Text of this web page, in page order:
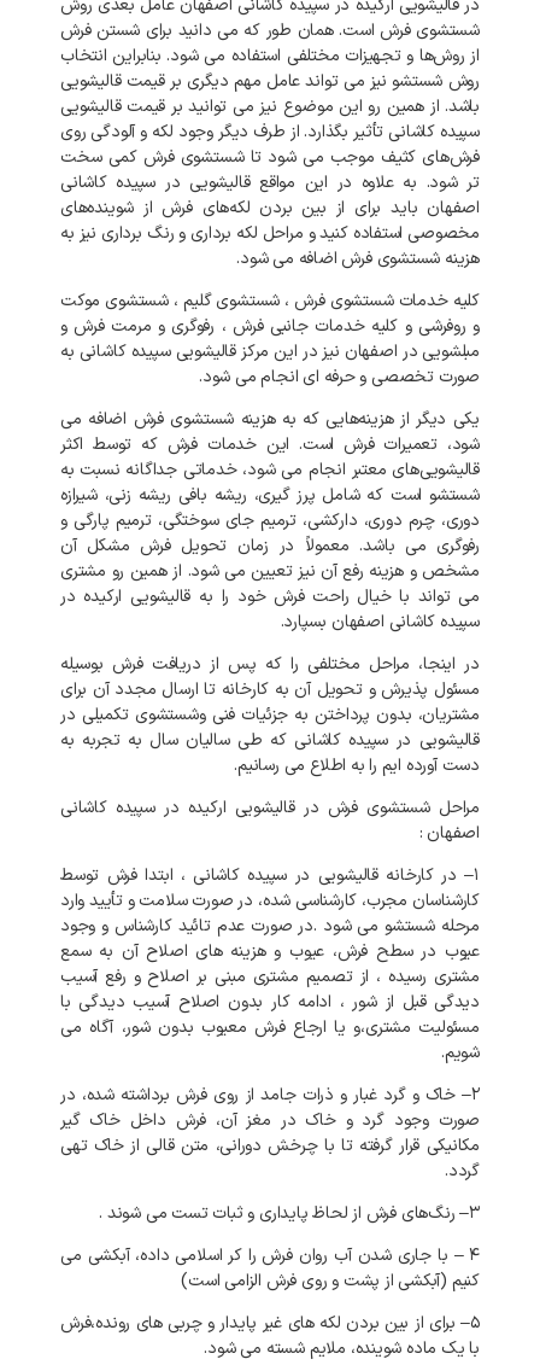
در قالیشویی ارکیده در سپیده کاشانی اصفهان عامل بعدی روش
شستشوی فرش است.همان طور که می دانید برای شستن فرش
از روش‌ها و تجهیزات مختلفی استفاده می شود. بنابراین انتخاب
روش شستشو نیز می تواند عامل مهم دیگری بر قیمت قالیشویی
باشد. از همین رو این موضوع نیز می توانید بر قیمت قالیشویی
سپیده کاشانی تأثیر بگذارد. از طرف دیگروجود لکه و آلودگی روی
فرش‌های کثیف موجب می شود تا شستشوی فرش کمی سخت
تر شود. به علاوه در این مواقع قالیشویی در سپیده کاشانی
اصفهان باید برای از بین بردن لکه‌های فرش از شوینده‌های
مخصوصی استفاده کنیدو مراحل لکه برداری و رنگ برداری نیز به
هزینه شستشوی فرش اضافه می شود.
کلیه خدمات شستشوی فرش ، شستشوی گلیم ، شستشوی موکت
و روفرشی و کلیه خدمات جانبی فرش ، رفوگری و مرمت فرش و
مبلشویی در اصفهان نیز در این مرکزقالیشویی سپیده کاشانی به
صورت تخصصی و حرفه ای انجام می شود.
یکی دیگر از هزینه‌هایی که به هزینه شستشوی فرش اضافه می
شود، تعمیرات فرش است. این خدمات فرش که توسط اکثر
قالیشویی‌های معتبر انجام می شود، خدماتی جداگانه نسبت به
شستشو است که شامل پرز گیری، ریشه بافی ریشه زنی، شیرازه
دوری، چرم دوری، دارکشی، ترمیم جای سوختگی، ترمیم پارگی و
رفوگری می باشد. معمولاً در زمان تحویل فرش مشکل آن
مشخص و هزینه رفع آن نیز تعیین می شود. از همین رو مشتری
می تواند با خیال راحت فرش خود را به قالیشویی ارکیده در
سپیده کاشانی اصفهان بسپارد.
در اینجا، مراحل مختلفی را که پس از دریافت فرش بوسیله
مسئول پذیرش و تحویل آن به کارخانه تا ارسال مجدد آن برای
مشتریان، بدون پرداختن به جزئیات فنی وشستشوی تکمیلی در
قالیشویی در سپیده کاشانی که طی سالیان سال به تجربه به
دست آورده ایم را به اطلاع می رسانیم.
مراحل شستشوی فرش در قالیشویی ارکیده در سپیده کاشانی
اصفهان :
۱– در کارخانه قالیشویی در سپیده کاشانی ، ابتدا فرش توسط
کارشناسان مجرب، کارشناسی شده، در صورت سلامت و تأییدوارد
مرحله شستشو می شود .در صورت عدم تائید کارشناس و وجود
عیوب در سطح فرش، عیوب و هزینه های اصلاح آن به سمع
مشتری رسیده ، از تصمیم مشتری مبنی بر اصلاح و رفع آسیب
دیدگی قبل از شور ، ادامه کار بدون اصلاح آسیب دیدگی با
مسئولیت مشتری،و یا ارجاع فرش معیوب بدون شور، آگاه می
شویم.
۲– خاک و گرد غبار و ذرات جامد از روی فرش برداشته شده، در
صورت وجود گرد و خاک در مغز آن، فرش داخل خاک گیر
مکانیکی قرار گرفته تا با چرخش دورانی، متن قالی از خاک تهی
گردد.
۳–رنگ‌های فرش از لحاظ پایداری و ثبات تست می شوند .
۴– با جاری شدن آب روان فرش را کر اسلامی داده، آبکشی می
کنیم (آبکشی از پشت و روی فرش الزامی است)
۵– برای از بین بردن لکه های غیر پایدار و چربی های رونده،فرش
با یک ماده شوینده، ملایمشسته می شود.